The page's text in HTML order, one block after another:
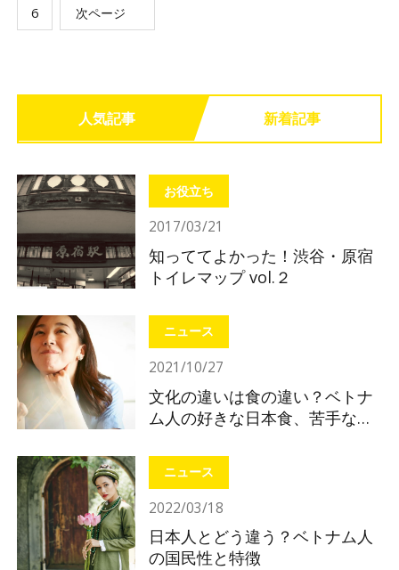
6 次ページ
人気記事 新着記事
お役立ち
2017/03/21
知っててよかった！渋谷・原宿
トイレマップ vol.２
ニュース
2021/10/27
文化の違いは食の違い？ベトナ
ム人の好きな日本食、苦手な日
ニュース
2022/03/18
日本人とどう違う？ベトナム人
の国民性と特徴